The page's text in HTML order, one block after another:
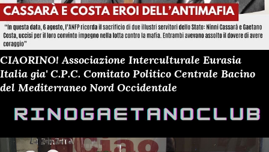
CIAORINO! Associazione Interculturale Eurasia
Italia gia' C.P.C. Comitato Politico Centrale Bacino
del Mediterraneo Nord Occidentale